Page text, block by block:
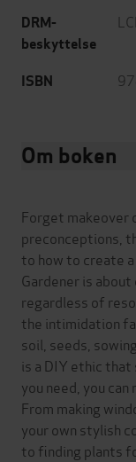
DRM-
beskyttelse
ISBN
Om boken
Forget makeover
preconceptions,
to how to create
Gardener is
regardless of
the intimidation
soil, seeds,
is a DIY ethic that
you need, you
From making
your own stylish
to finding plants